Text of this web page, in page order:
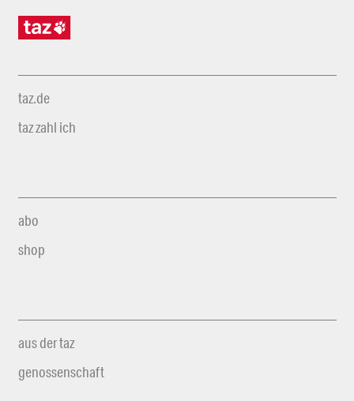
taz.de
taz zahl ich
abo
shop
aus der taz
genossenschaft